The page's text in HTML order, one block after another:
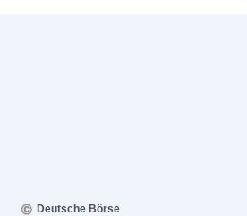
Deutsche Börse